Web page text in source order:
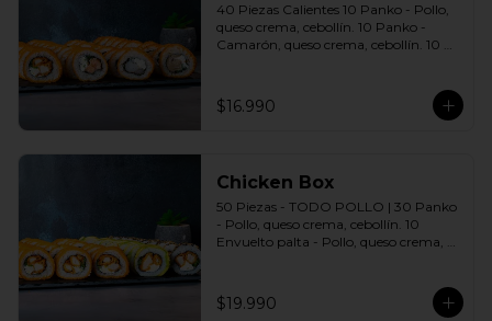
40 Piezas Calientes 10 Panko - Pollo,
queso crema, cebollín. 10 Panko -
Camarón, queso crema, cebollín. 10
queso crema, cebollín. Incluye: 4 Salsas
a elección soya o agridulce Bless + 2
$16.990
Chicken Box
50 Piezas - TODO POLLO | 30 Panko
- Pollo, queso crema, cebollín. 10
Envuelto palta - Pollo, queso crema,
a elección soya o agridulce Bless + 3
palitos
$19.990